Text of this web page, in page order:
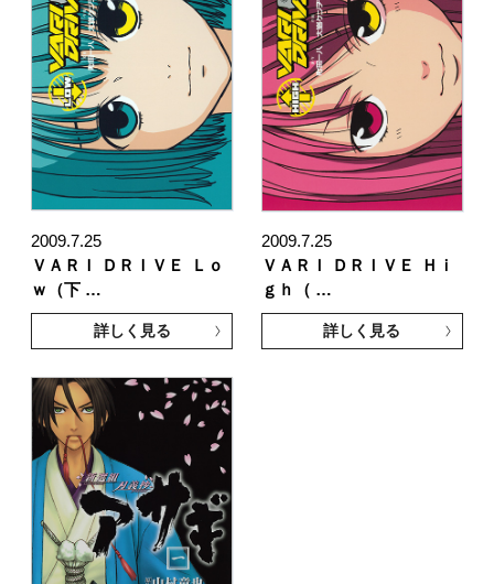
2009.7.25
ＶＡＲＩ ＤＲＩＶＥ
Ｌｏ
ｗ（下 …
詳しく見る
2009.7.25
ＶＡＲＩ ＤＲＩＶＥ
Ｈｉ
ｇｈ（ …
詳しく見る